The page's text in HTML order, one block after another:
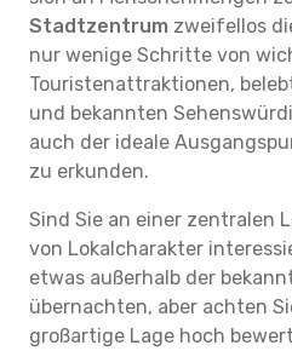
Stadtzentrum zweifellos
nur wenige Schritte von
Touristenattraktionen,
und bekannten
auch der ideale
zu erkunden.
Sind Sie an einer zentralen
von Lokalcharakter
etwas außerhalb der
übernachten, aber achten
großartige Lage hoch